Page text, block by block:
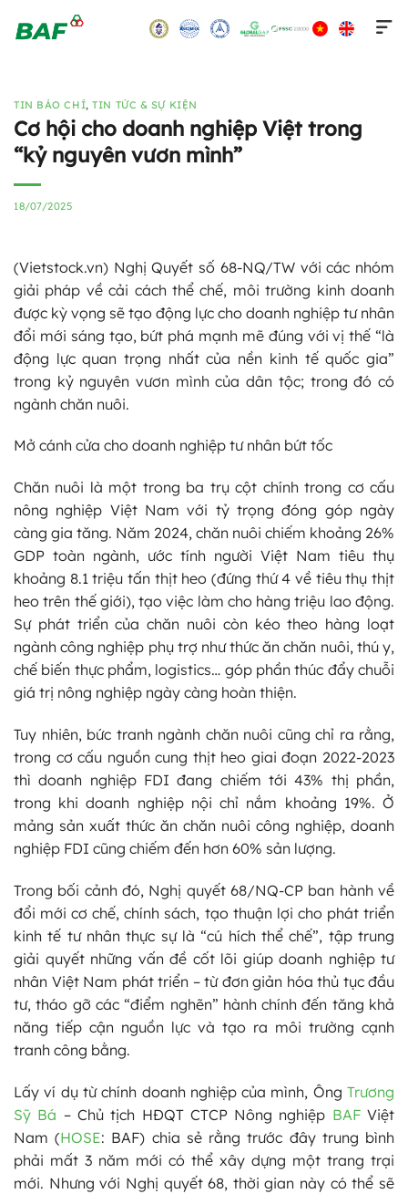
TIN BÁO CHÍ,TIN TỨC & SỰ KIỆN
Cơ hội cho doanh nghiệp Việt trong
“kỷ nguyên vươn mình”
18/07/2025
(Vietstock.vn) Nghị Quyết số 68-NQ/TW với các nhóm
giải pháp về cải cách thể chế, môi trường kinh doanh
được kỳ vọng sẽ tạo động lực cho doanh nghiệp tư nhân
đổi mới sáng tạo, bứt phá mạnh mẽ đúng với vị thế “là
động lực quan trọng nhất của nền kinh tế quốc gia”
trong kỷ nguyên vươn mình của dân tộc; trong đó có
ngành chăn nuôi.
Mở cánh cửa cho doanh nghiệp tư nhân bứt tốc
Chăn nuôi là một trong ba trụ cột chính trong cơ cấu
nông nghiệp Việt Nam với tỷ trọng đóng góp ngày
càng gia tăng. Năm 2024, chăn nuôi chiếm khoảng 26%
GDP toàn ngành, ước tính người Việt Nam ‏‏tiêu thụ
khoảng 8.1 triệu tấn thịt heo‏‏ (đứng thứ 4 về tiêu thụ thịt
heo trên thế giới), tạo việc làm cho hàng triệu lao động.
Sự phát triển của chăn nuôi còn kéo theo hàng loạt
ngành công nghiệp phụ trợ như thức ăn chăn nuôi, thú y,
chế biến thực phẩm, logistics… góp phần thúc đẩy chuỗi
giá trị nông nghiệp ngày càng hoàn thiện.
Tuy nhiên, bức tranh ngành chăn nuôi cũng chỉ ra rằng,
trong cơ cấu nguồn cung thịt heo giai đoạn 2022-2023
thì doanh nghiệp FDI đang chiếm tới 43% thị phần,
trong khi doanh nghiệp nội chỉ nắm khoảng 19%. Ở
mảng sản xuất thức ăn chăn nuôi công nghiệp, doanh
nghiệp FDI cũng chiếm đến hơn 60% sản lượng.
Trong bối cảnh đó, Nghị quyết 68/NQ-CP ban hành về
đổi mới cơ chế, chính sách, tạo thuận lợi cho phát triển
kinh tế tư nhân thực sự là “cú hích thể chế”, tập trung
giải quyết những vấn đề cốt lõi giúp doanh nghiệp tư
nhân Việt Nam phát triển – từ đơn giản hóa thủ tục đầu
tư, tháo gỡ các “điểm nghẽn” hành chính đến tăng khả
năng tiếp cận nguồn lực và tạo ra môi trường cạnh
tranh công bằng.
Lấy ví dụ từ chính doanh nghiệp của mình, Ông Trương
Sỹ Bá – Chủ tịch HĐQT CTCP Nông nghiệp BAFViệt
Nam (HOSE: BAF) chia sẻ rằng trước đây trung bình
phải mất 3 năm mới có thể xây dựng một trang trại
mới. Nhưng với Nghị quyết 68, thời gian này có thể sẽ